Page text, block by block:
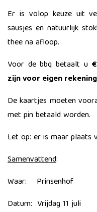
Er is volop keuze uit
sausjes en natuurlijk
thee na afloop.
Voor de bbq betaalt u
zijn voor eigen rekening
De kaartjes moeten
met pin betaald worden.
Let op: er is maar plaats
Samenvattend:
Waar: Prinsenhof
Datum: Vrijdag 11 juli